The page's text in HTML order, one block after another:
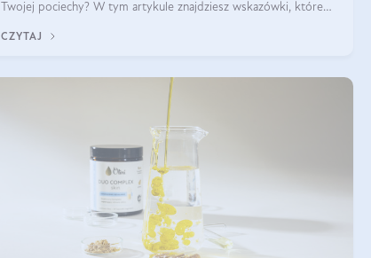
Twojej pociechy? W tym artykule znajdziesz wskazówki, które
CZYTAJ